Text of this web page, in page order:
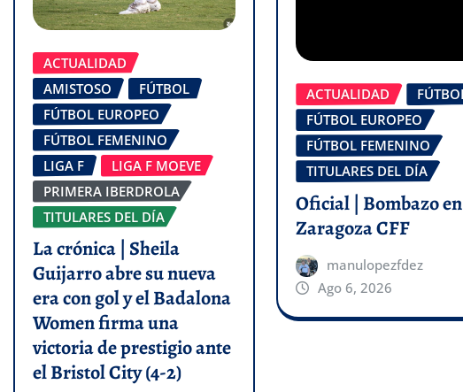
ACTUALIDAD
AMISTOSO
FÚTBOL
FÚTBOL EUROPEO
FÚTBOL FEMENINO
LIGA F
LIGA F MOEVE
PRIMERA IBERDROLA
TITULARES DEL DÍA
La crónica | Sheila
Guijarro abre su nueva
era con gol y el Badalona
Women firma una
victoria de prestigio ante
el Bristol City (4-2)
ACTUALIDAD
FÚTBOL EUROPEO
FÚTBOL FEMENINO
TITULARES DEL DÍA
Oficial | Bombazo
Zaragoza CFF
manulopezfdez
Ago 6, 2026